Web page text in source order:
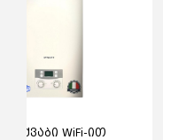
ქვაბი WiFi-ით